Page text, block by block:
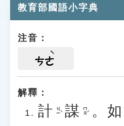
教育部國語小字典
注音：
ㄘㄜ
解釋：
計 ㄐㄧˋ 謀 ㄇㄡˊ 。 如